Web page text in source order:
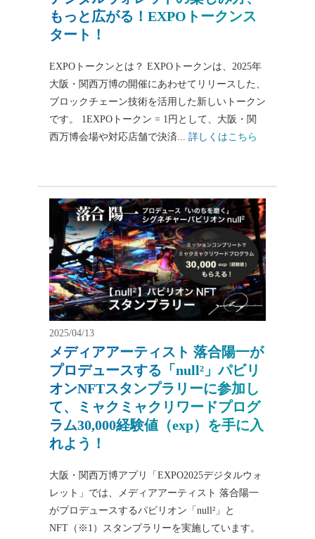
もっと広がる！EXPOトークンス
タート！
EXPOトークンとは？ EXPOトークンは、2025年
大阪・関西万博の開催にあわせてリリースした、
ブロックチェーン技術を活用した新しいトークン
です。 1EXPOトークン = 1円として、大阪・関
西万博会場や対応店舗で決済... 詳しくはこちら
2025/04/13
メディアアーティスト 落合陽一が
プロデュースする「null²」パビリ
オンNFTスタンプラリーに参加し
て、ミャクミャクリワードプログ
ラム30,000経験値（exp）を手に入
れよう！
大阪・関西万博アプリ「EXPO2025デジタルウォ
レット」では、メディアアーティスト 落合陽一
がプロデュースするパビリオン「null²」と
NFT（※1）スタンプラリーを実施しています。